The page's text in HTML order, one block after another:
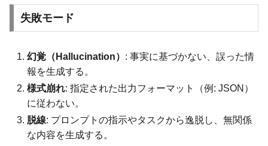
失敗モード
幻覚（Hallucination） : 事実に基づかない、誤った情
報を生成する。
様式崩れ: 指定された出力フォーマット（例: JSON）
に従わない。
脱線: プロンプトの指示やタスクから逸脱し、無関係
な内容を生成する。